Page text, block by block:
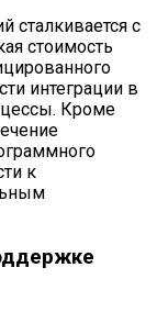
сталкивается с
стоимость
интеграции в
Кроме
к